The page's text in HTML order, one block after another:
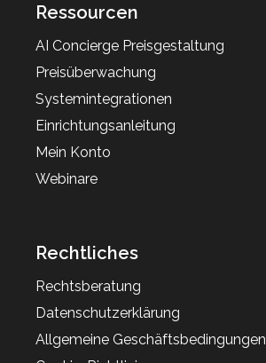
Ressourcen
AI Concierge Preisgestaltung
Preisüberwachung
Systemintegrationen
Einrichtungsanleitung
Mein Konto
Webinare
Rechtliches
Rechtsberatung
Datenschutzerklärung
Allgemeine Geschäftsbedingungen